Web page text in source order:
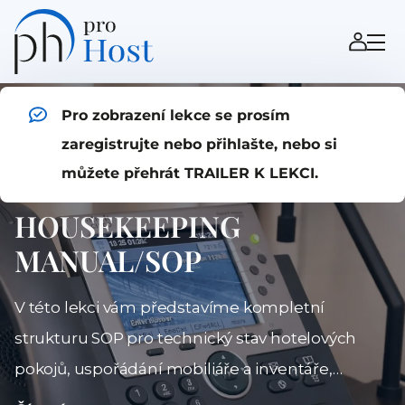
Pro zobrazení lekce se prosím
zaregistrujte nebo přihlašte, nebo si
můžete přehrát TRAILER K LEKCI.
HOUSEKEEPING
MANUAL/SOP
V této lekci vám představíme kompletní
strukturu SOP pro technický stav hotelových
pokojů, uspořádání mobiliáře a inventáře,
pravidla čistoty a systém kontroly pokojů před